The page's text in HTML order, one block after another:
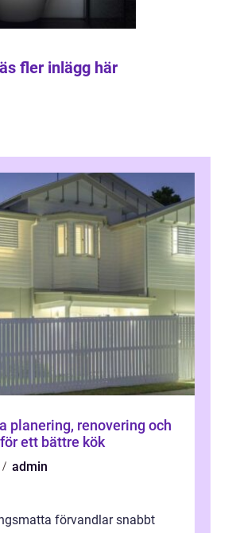
fler inlägg här
ett bättre kök
admin
förvandlar snabbt